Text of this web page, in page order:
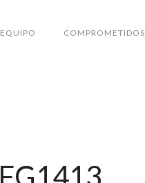
EQUIPO COMPROMETIDOS